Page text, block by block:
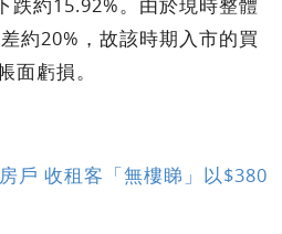
跌約15.92%。由於現時整體
約20%，故該時期入市的買
面虧損。
戶 收租客「無樓睇」以$380